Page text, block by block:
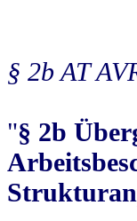
§ 2b AT
"§ 2b